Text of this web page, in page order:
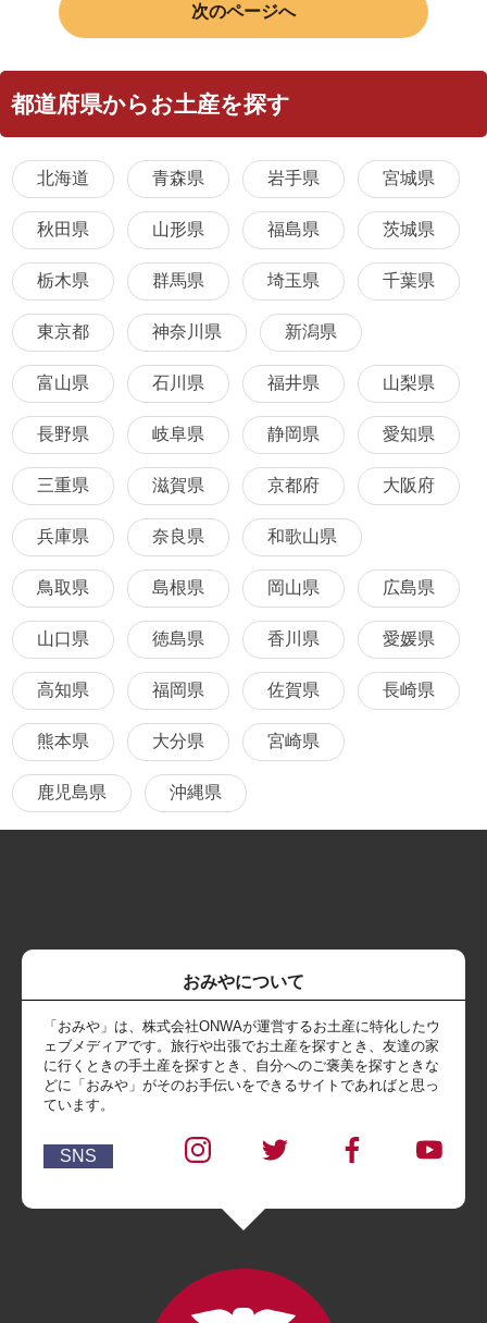
次のページへ
都道府県からお土産を探す
北海道 青森県 岩手県 宮城県
秋田県 山形県 福島県 茨城県
栃木県 群馬県 埼玉県 千葉県
東京都 神奈川県 新潟県
富山県 石川県 福井県 山梨県
長野県 岐阜県 静岡県 愛知県
三重県 滋賀県 京都府 大阪府
兵庫県 奈良県 和歌山県
鳥取県 島根県 岡山県 広島県
山口県 徳島県 香川県 愛媛県
高知県 福岡県 佐賀県 長崎県
熊本県 大分県 宮崎県
鹿児島県 沖縄県
おみやについて
「おみや」は、株式会社ONWAが運営するお土産に特化したウ
ェブメディアです。旅行や出張でお土産を探すとき、友達の家
に行くときの手土産を探すとき、自分へのご褒美を探すときな
どに「おみや」がそのお手伝いをできるサイトであればと思っ
ています。
SNS